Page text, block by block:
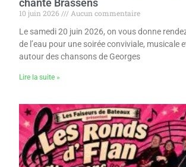
10 juin 2026
Aucun commentaire
Le samedi 20 juin 2026, on vous donne
de l’eau pour une soirée conviviale, musicale
autour des chansons de Georges
Lire la suite »